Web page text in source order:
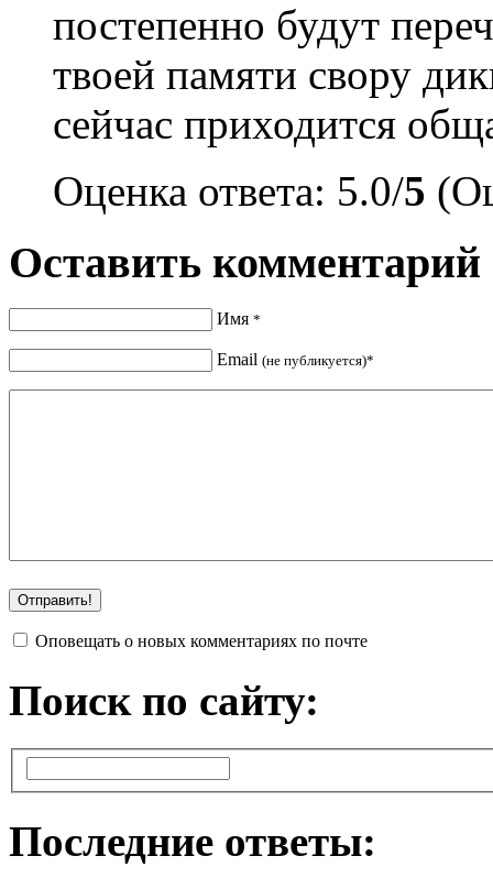
постепенно будут
твоей памяти свору
сейчас приходится
Оценка ответа: 5.0/5
Оставить комментарий
Имя *
Email (не публикуется)*
Оповещать о новых комментариях по почте
Поиск по сайту:
Последние ответы: